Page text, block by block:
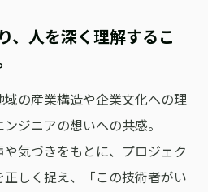
、人を深く理解するこ
の産業構造や企業文化への理
ジニアの想いへの共感。
気づきをもとに、プロジェク
正しく捉え、「この技術者がい